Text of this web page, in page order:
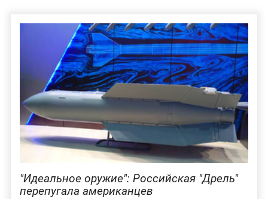
"Идеальное оружие": Российская "Дрель"
перепугала американцев